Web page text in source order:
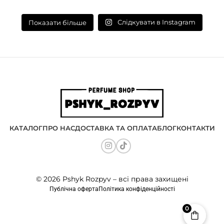
Показати більше Слідкувати в Instagram
КАТАЛОГПРО НАСДОСТАВКА ТА ОПЛАТАБЛОГКОНТАКТИ
© 2026 Pshyk Rozpyv – всі права захищені
Публічна офертаПолітика конфіденційності
0